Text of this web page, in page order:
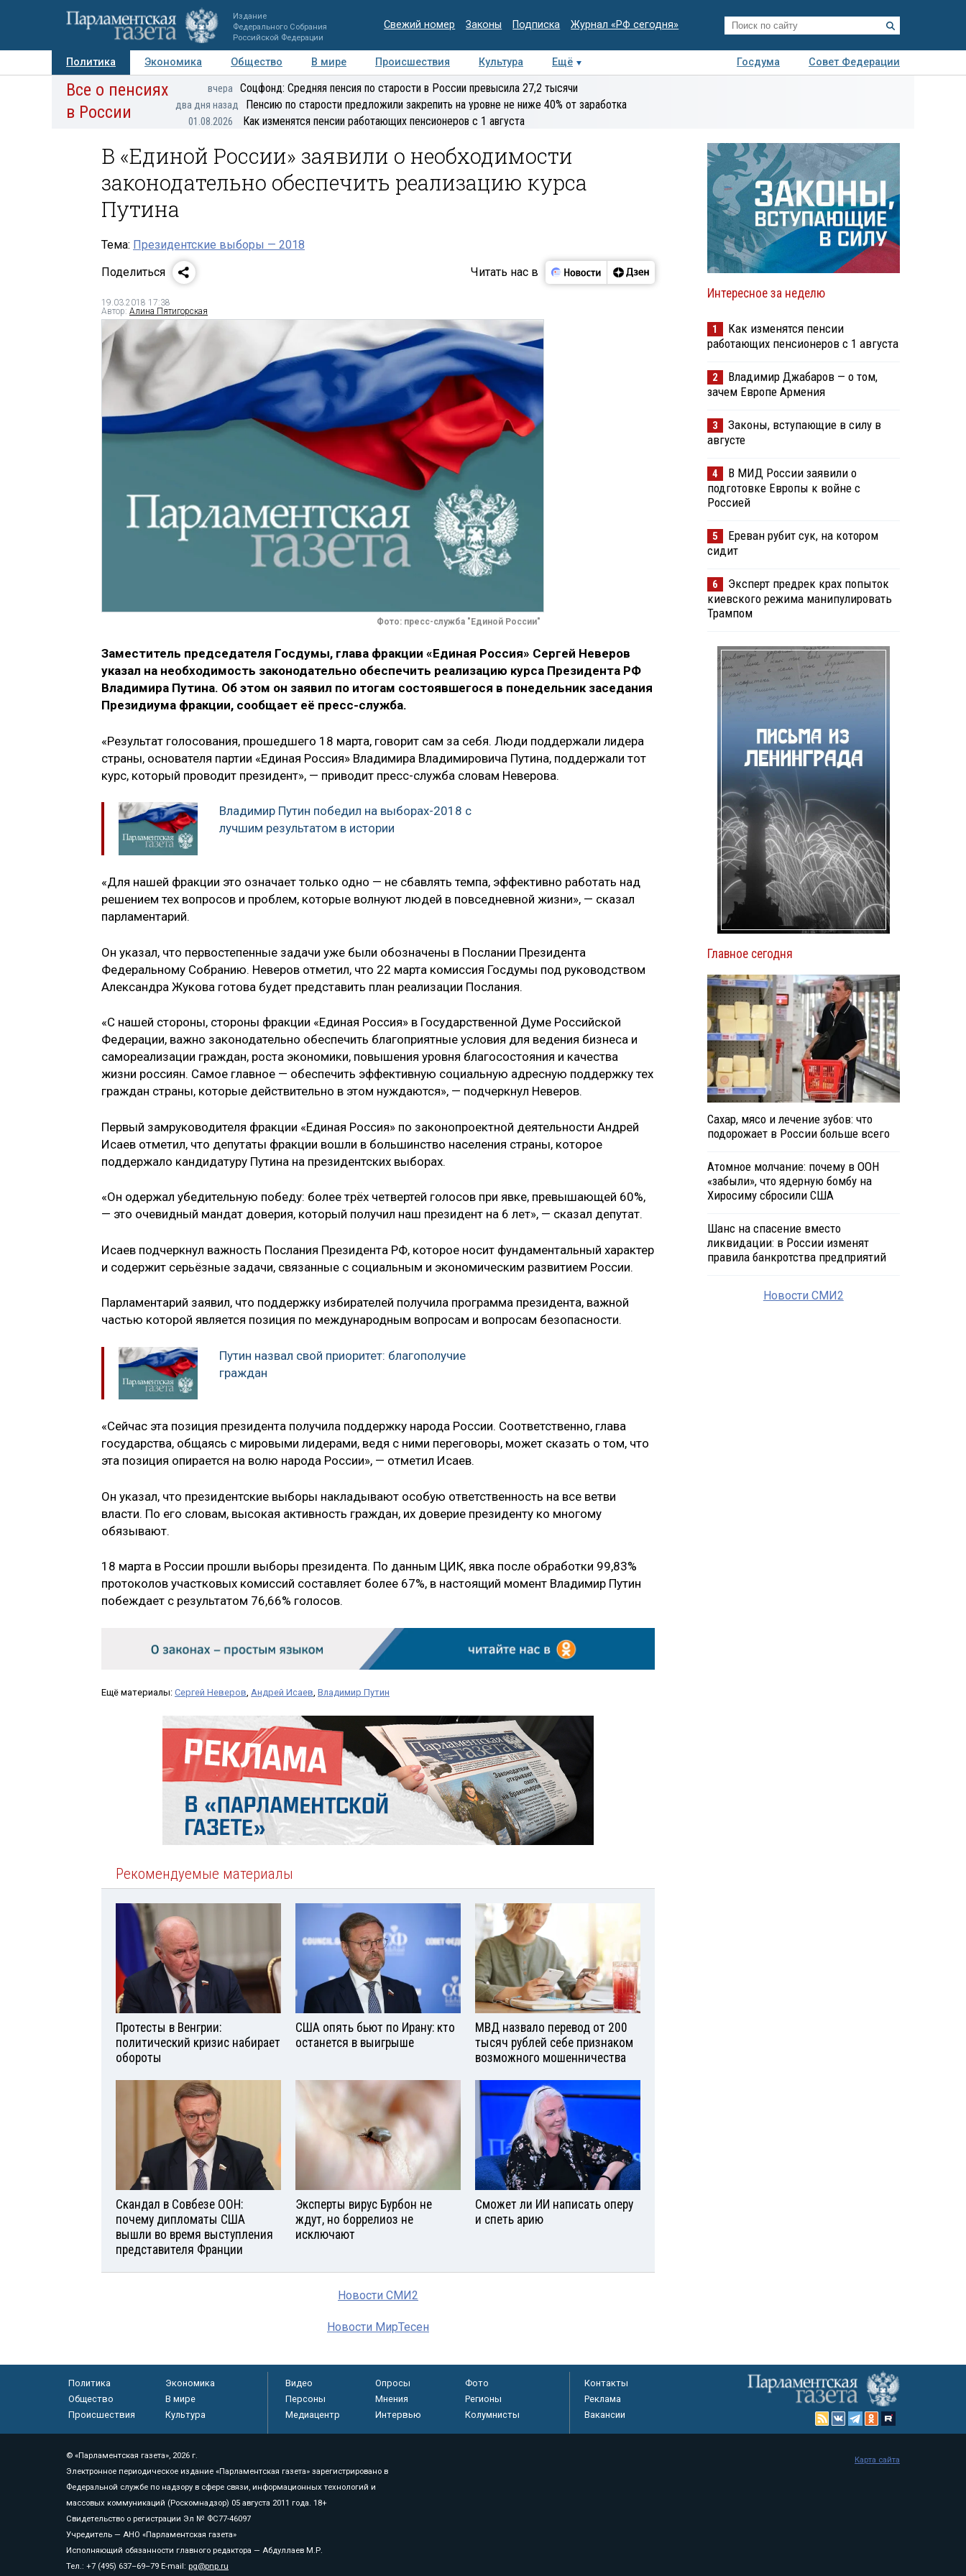
Издание
Федерального Собрания
Российской Федерации
Свежий номер Законы Подписка Журнал «РФ сегодня»
Политика Экономика Общество В мире Происшествия Культура Ещё Госдума
Совет Федерации
Авторы Персоны Мнения Регионы Медиацентр Интервью Колумнисты
экспертиза
Все о пенсиях
в России
вчера Соцфонд: Средняя пенсия по старости в России превысила 27,2 тысячи
два дня назад Пенсию по старости предложили закрепить на уровне не ниже 40% от заработка
01.08.2026 Как изменятся пенсии работающих пенсионеров с 1 августа
В «Единой России» заявили о необходимости
законодательно обеспечить реализацию курса
Путина
Тема: Президентские выборы — 2018
Поделиться
Читать нас в
19.03.2018 17:38
Автор: Алина Пятигорская
Фото: пресс-служба "Единой России"
Заместитель председателя Госдумы, глава фракции «Единая Россия» Сергей Неверов
указал на необходимость законодательно обеспечить реализацию курса Президента РФ
Владимира Путина. Об этом он заявил по итогам состоявшегося в понедельник заседания
Президиума фракции, сообщает её пресс-служба.
«Результат голосования, прошедшего 18 марта, говорит сам за себя. Люди поддержали лидера
страны, основателя партии «Единая Россия» Владимира Владимировича Путина, поддержали тот
курс, который проводит президент», — приводит пресс-служба словам Неверова.
Владимир Путин победил на выборах-2018 с
лучшим результатом в истории
«Для нашей фракции это означает только одно — не сбавлять темпа, эффективно работать над
решением тех вопросов и проблем, которые волнуют людей в повседневной жизни», — сказал
парламентарий.
Он указал, что первостепенные задачи уже были обозначены в Послании Президента
Федеральному Собранию. Неверов отметил, что 22 марта комиссия Госдумы под руководством
Александра Жукова готова будет представить план реализации Послания.
«С нашей стороны, стороны фракции «Единая Россия» в Государственной Думе Российской
Федерации, важно законодательно обеспечить благоприятные условия для ведения бизнеса и
самореализации граждан, роста экономики, повышения уровня благосостояния и качества
жизни россиян. Самое главное — обеспечить эффективную социальную адресную поддержку тех
граждан страны, которые действительно в этом нуждаются», — подчеркнул Неверов.
Первый замруководителя фракции «Единая Россия» по законопроектной деятельности Андрей
Исаев отметил, что депутаты фракции вошли в большинство населения страны, которое
поддержало кандидатуру Путина на президентских выборах.
«Он одержал убедительную победу: более трёх четвертей голосов при явке, превышающей 60%,
— это очевидный мандат доверия, который получил наш президент на 6 лет», — сказал депутат.
Исаев подчеркнул важность Послания Президента РФ, которое носит фундаментальный характер
и содержит серьёзные задачи, связанные с социальным и экономическим развитием России.
Парламентарий заявил, что поддержку избирателей получила программа президента, важной
частью которой является позиция по международным вопросам и вопросам безопасности.
Путин назвал свой приоритет: благополучие
граждан
«Сейчас эта позиция президента получила поддержку народа России. Соответственно, глава
государства, общаясь с мировыми лидерами, ведя с ними переговоры, может сказать о том, что
эта позиция опирается на волю народа России», — отметил Исаев.
Он указал, что президентские выборы накладывают особую ответственность на все ветви
власти. По его словам, высокая активность граждан, их доверие президенту ко многому
обязывают.
18 марта в России прошли выборы президента. По данным ЦИК, явка после обработки 99,83%
протоколов участковых комиссий составляет более 67%, в настоящий момент Владимир Путин
побеждает с результатом 76,66% голосов.
Ещё материалы: Сергей Неверов Андрей Исаев Владимир Путин
Рекомендуемые материалы
Протесты в Венгрии:
политический кризис набирает
обороты
США опять бьют по Ирану: кто
останется в выигрыше
МВД назвало перевод от 200
тысяч рублей себе признаком
возможного мошенничества
Скандал в Совбезе ООН:
почему дипломаты США
вышли во время выступления
представителя Франции
Эксперты вирус Бурбон не
ждут, но боррелиоз не
исключают
Сможет ли ИИ написать оперу
и спеть арию
Новости СМИ2
Новости МирТесен
Интересное за неделю
1
Как изменятся пенсии
работающих пенсионеров с 1 августа
2
Владимир Джабаров — о том,
зачем Европе Армения
3
Законы, вступающие в силу в
августе
4
В МИД России заявили о
подготовке Европы к войне с
Россией
5
Ереван рубит сук, на котором
сидит
6
Эксперт предрек крах попыток
киевского режима манипулировать
Трампом
Главное сегодня
Сахар, мясо и лечение зубов: что
подорожает в России больше всего
Атомное молчание: почему в ООН
«забыли», что ядерную бомбу на
Хиросиму сбросили США
Шанс на спасение вместо
ликвидации: в России изменят
правила банкротства предприятий
Новости СМИ2
Политика
Экономика
Общество
В мире
Происшествия
Культура
Видео Опросы
Фото
Персоны
Мнения
Регионы
Медиацентр
Интервью Колумнисты
Контакты
Реклама
Вакансии
© «Парламентская газета», 2026 г.
Электронное периодическое издание «Парламентская газета» зарегистрировано в
Федеральной службе по надзору в сфере связи, информационных технологий и
массовых коммуникаций (Роскомнадзор) 05 августа 2011 года. 18+
Свидетельство о регистрации Эл № ФС77-46097
Учредитель — АНО «Парламентская газета»
Исполняющий обязанности главного редактора — Абдуллаев М.Р.
Тел.: +7 (495) 637–69–79 E-mail: pg@pnp.ru
Карта сайта